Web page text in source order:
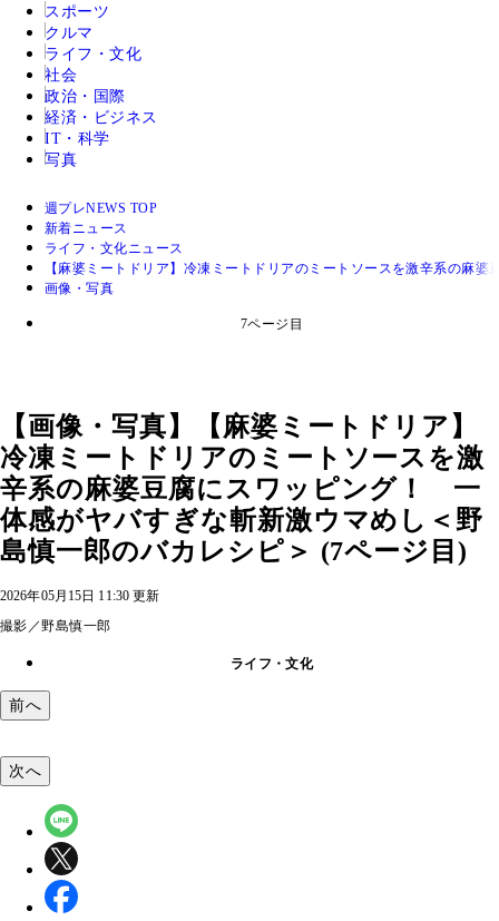
スポーツ
クルマ
ライフ・文化
社会
政治・国際
経済・ビジネス
IT・科学
写真
週プレNEWS TOP
新着ニュース
ライフ・文化ニュース
【麻婆ミートドリア】冷凍ミートドリアのミートソースを激辛系の麻
画像・写真
7ページ目
【画像・写真】【麻婆ミートドリア】
冷凍ミートドリアのミートソースを激
辛系の麻婆豆腐にスワッピング！ 一
体感がヤバすぎな斬新激ウマめし＜野
島慎一郎のバカレシピ＞ (7ページ目)
2026年05月15日 11:30 更新
撮影／野島慎一郎
ライフ・文化
前へ
次へ